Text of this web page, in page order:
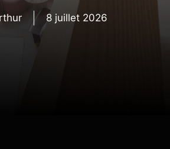
8 juillet 2026